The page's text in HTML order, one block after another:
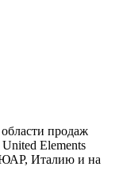
продаж
Elements
ЮАР, Италию и на